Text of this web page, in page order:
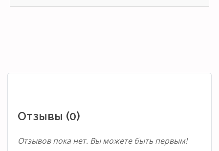
Отзывы (0)
Отзывов пока нет. Вы можете быть первым!